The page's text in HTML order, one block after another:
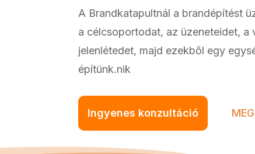
A Brandkatapultnál a brandépítést
a célcsoportodat, az üzeneteidet, a
jelenlétedet, majd ezekből egy
építünk.nik
Ingyenes konzultáció